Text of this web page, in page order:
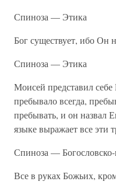
Спиноза — Этика
Бог существует, ибо Он
Спиноза — Этика
Моисей представил
пребывало всегда,
пребывать, и он назвал
языке выражает все эти
Спиноза — Богословско-
Все в руках Божьих,